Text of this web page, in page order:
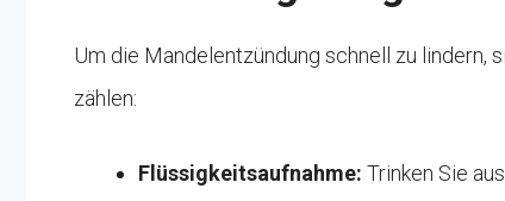
Um die Mandelentzündung schnell zu lindern,
zählen:
Flüssigkeitsaufnahme: Trinken Sie